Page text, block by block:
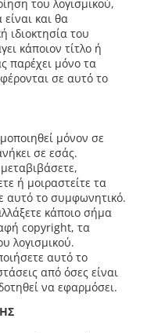
του λογισμικού,
και θα
ιδιοκτησία του
κάποιον τίτλο ή
παρέχει μόνο τα
σε αυτό το
μόνον σε
σε εσάς.
ή μοιραστείτε τα
αυτό το συμφωνητικό.
κάποιο σήμα
copyright, τα
λογισμικού.
αυτό το
από όσες είναι
να εφαρμόσει.